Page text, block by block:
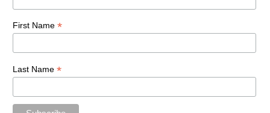
First Name *
Last Name *